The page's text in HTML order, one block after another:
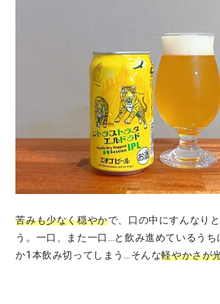
苦みも少なく穏やかで、口の中にすんなり
う。一口、また一口…と飲み進めているうち
か1本飲み切ってしまう…そんな軽やかさが